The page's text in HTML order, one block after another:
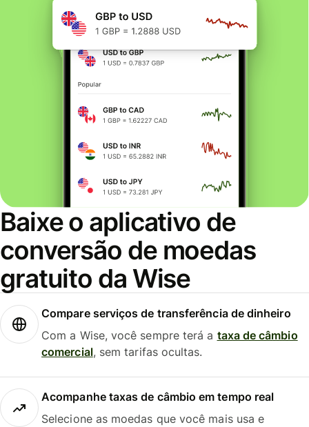
Baixe o aplicativo de
conversão de moedas
gratuito da Wise
Compare serviços de transferência de dinheiro
Com a Wise, você sempre terá a taxa de câmbio
comercial, sem tarifas ocultas.
Acompanhe taxas de câmbio em tempo real
Selecione as moedas que você mais usa e